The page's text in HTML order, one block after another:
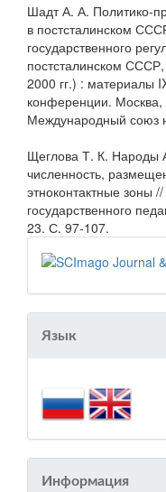
Шадт А. А. Политико-
в постсталинском
государственного
постсталинском
2000 гг.) : материалы
конференции.
Международный союз
Щеглова Т. К. Народы
численность,
этноконтактные зоны
государственного
23. С. 97-107.
Язык
Информация